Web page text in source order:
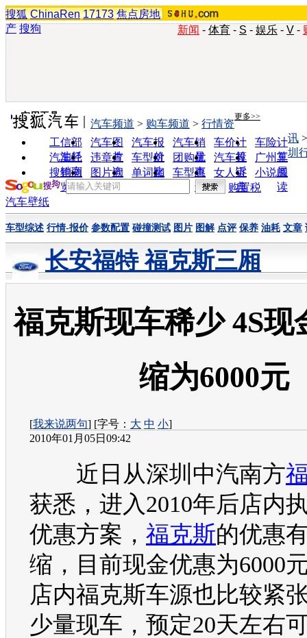
搜狐 ChinaRen 17173 焦点房地
产 搜狗 新闻 - 体育 - S - 娱乐 - V -
实用工具 更多>>
工信部
油耗
汽车图
片
汽车报
价
汽车销
量
车价计
算
车险计
算
汽车经
销商
违章查
询
车型对
比
团购优
惠
汽车投
诉
广州车
展
搜狗浏
览器
图片欣
赏
单词翻
车型查
询
女人宝
典
小说阅
读
汽车频道 > 购车频道 > 行情资
讯
圳
购置税
汽车壁纸
车型综述 行情-报价 参数配置 碰撞测试 图片 图解 点评 保养 油耗 文章
长安福特 福克斯三厢
福克斯现车稀少 4S现
缩为6000元
[我来说两句] [字号： 大 中 小]
2010年01月05日09:42
近日从深圳中汽南方
获悉，进入2010年后店内
优惠方案， 福克斯的优惠
缩，目前现金优惠为6000
店内福克斯车源也比较紧
少量现车，预定20天左右